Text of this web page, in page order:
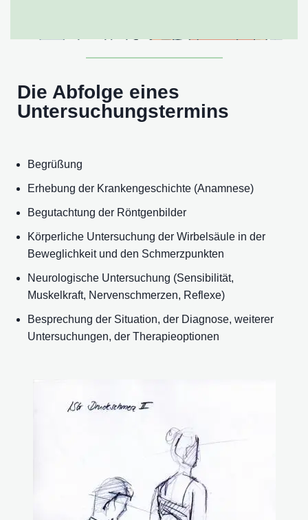
Die Abfolge eines
Untersuchungstermins
Begrüßung
Erhebung der Krankengeschichte (Anamnese)
Begutachtung der Röntgenbilder
Körperliche Untersuchung der Wirbelsäule in der
Beweglichkeit und den Schmerzpunkten
Neurologische Untersuchung (Sensibilität,
Muskelkraft, Nervenschmerzen, Reflexe)
Besprechung der Situation, der Diagnose, weiterer
Untersuchungen, der Therapieoptionen